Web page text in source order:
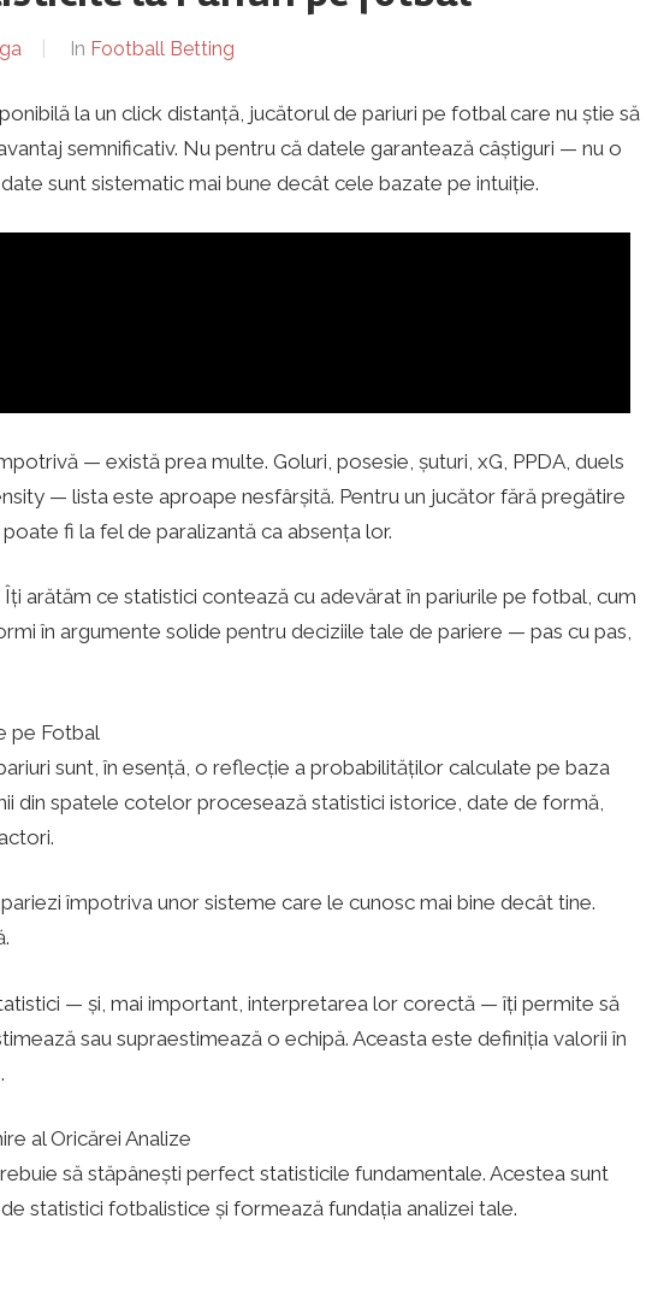
In Football Betting
la un click distanță, jucătorul de pariuri pe fotbal care nu știe să
semnificativ. Nu pentru că datele garantează câștiguri — nu o
sunt sistematic mai bune decât cele bazate pe intuiție.
— există prea multe. Goluri, posesie, șuturi, xG, PPDA, duels
— lista este aproape nesfârșită. Pentru un jucător fără pregătire
fi la fel de paralizantă ca absența lor.
arătăm ce statistici contează cu adevărat în pariurile pe fotbal, cum
în argumente solide pentru deciziile tale de pariere — pas cu pas,
pe Fotbal
sunt, în esență, o reflecție a probabilităților calculate pe baza
din spatele cotelor procesează statistici istorice, date de formă,
împotriva unor sisteme care le cunosc mai bine decât tine.
— și, mai important, interpretarea lor corectă — îți permite să
sau supraestimează o echipă. Aceasta este definiția valorii în
al Oricărei Analize
să stăpânești perfect statisticile fundamentale. Acestea sunt
statistici fotbalistice și formează fundația analizei tale.